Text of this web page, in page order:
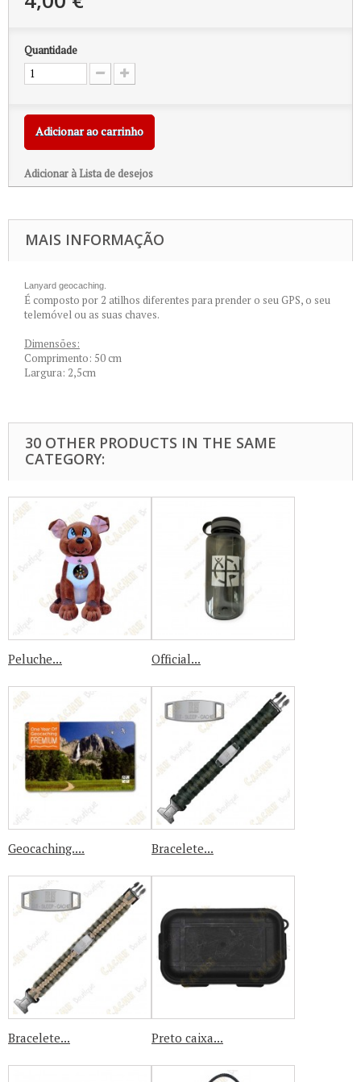
Quantidade
Adicionar ao carrinho
Adicionar à Lista de desejos
MAIS INFORMAÇÃO
Lanyard geocaching.
É composto por 2 atilhos diferentes para prender o seu GPS, o seu
telemóvel ou as suas chaves.
Dimensões:
Comprimento: 50 cm
Largura: 2,5cm
30 OTHER PRODUCTS IN THE SAME
CATEGORY:
Peluche... Official...
Geocaching.... Bracelete...
Bracelete... Preto caixa...